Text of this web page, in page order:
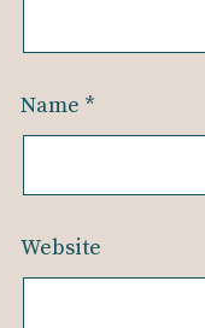
Name *
Website